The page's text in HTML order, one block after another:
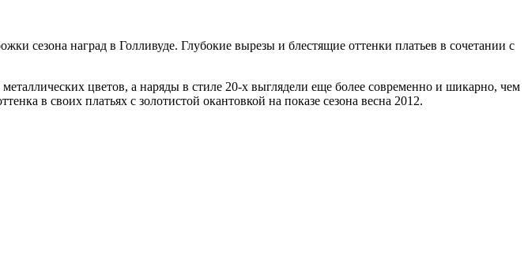
сезона наград в Голливуде. Глубокие вырезы и блестящие оттенки платьев в сочетании с
цветов, а наряды в стиле 20-х выглядели еще более современно и шикарно, чем
в своих платьях с золотистой окантовкой на показе сезона весна 2012.